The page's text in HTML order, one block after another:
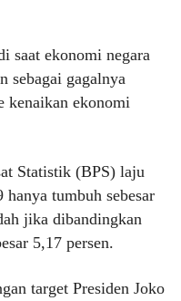
saat ekonomi negara
sebagai gagalnya
kenaikan ekonomi
Statistik (BPS) laju
tumbuh sebesar
jika dibandingkan
5,17 persen.
target Presiden Joko